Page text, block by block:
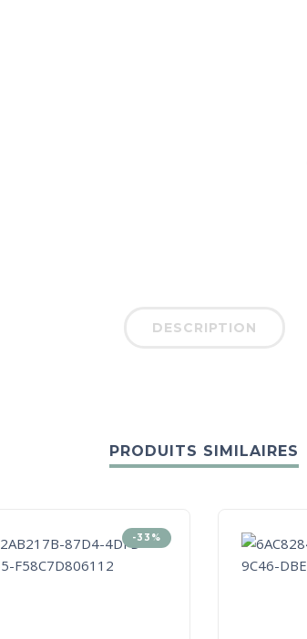
DESCRIPTION
PRODUITS SIMILAIRES
-33%